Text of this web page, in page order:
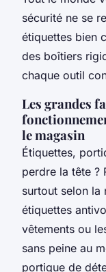
sécurité ne se
étiquettes bien
des boîtiers
chaque outil
Les grandes
le magasin
Étiquettes,
perdre la tête ?
surtout selon la
étiquettes
vêtements ou
sans peine au
portique de